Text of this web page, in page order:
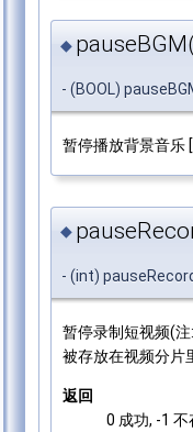
◆
- (BOOL)
暂停播放背景音乐
◆
- (int)
暂停录制短视频(
被存放在视频分片
返回
0 成功, -1